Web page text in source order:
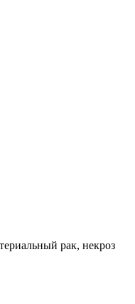
рак, некроз